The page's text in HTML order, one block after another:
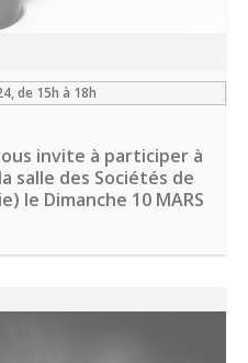
, de 15h à 18h
invite à participer à
salle des Sociétés de
le Dimanche 10 MARS